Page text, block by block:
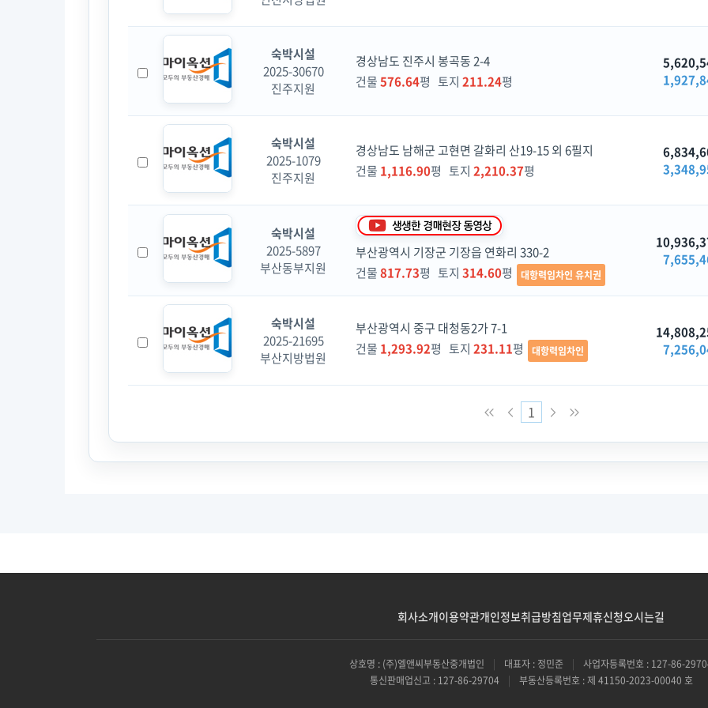
숙박시설
2025-30670
진주지원
경상남도 진주시 봉곡동 2-4
건물576.64평 토지 211.24평
숙박시설
2025-1079
진주지원
경상남도 남해군 고현면 갈화리 산19-15 외 6필지
건물 1,116.90평 토지 2,210.37평
숙박시설
2025-5897
부산동부지원
부산광역시 기장군 기장읍 연화리 330-2
건물817.73평 토지 314.60평 대항력임차인 유치권
숙박시설
2025-21695
부산지방법원
부산광역시 중구 대청동2가 7-1
건물 1,293.92평 토지 231.11평 대항력임차인
1
회사소개이용약관개인정보취급방침업무제휴신청오시는길
상호명 : (주)엘앤씨부동산중개법인 | 대표자 : 정민준 |
사업자등록번호 : 127-86-
통신판매업신고 : 127-86-29704
| 부동산등록번호 : 제 41150-2023-00040 호